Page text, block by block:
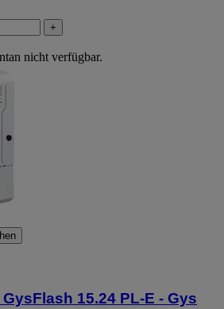
+
nicht verfügbar.
15.24 PL-E - Gys